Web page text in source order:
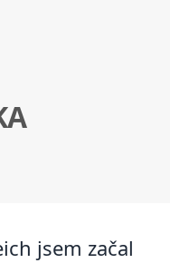
jsem začal